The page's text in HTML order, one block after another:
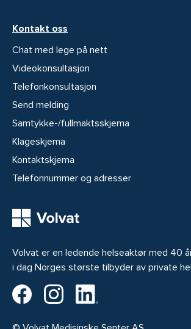
Volvat er en ledende helseaktør med 40
i dag Norges største tilbyder av private
Volvat på Facebook
Volvat på Instagram
Kontakt oss
Chat med lege på nett
Videokonsultasjon
Telefonkonsultasjon
Send melding
Samtykke-/fullmaktsskjema
Klageskjema
Kontaktskjema
Telefonnummer og adresser